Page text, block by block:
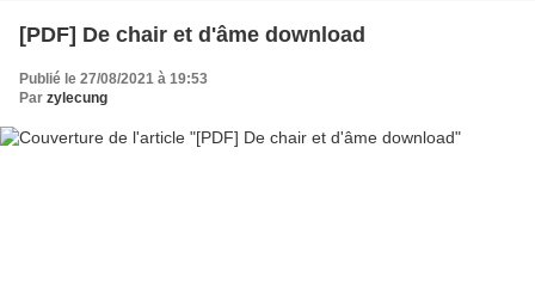
[PDF] De chair et d'âme download
Publié le 27/08/2021 à 19:53
Par zylecung